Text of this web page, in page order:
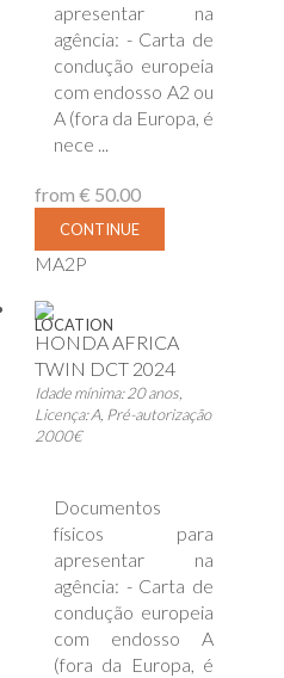
apresentar na
agência: - Carta de
condução europeia
com endosso A2 ou
A (fora da Europa, é
nece ...
from € 50.00
CONTINUE
MA2P
LOCATION
HONDA AFRICA
TWIN DCT 2024
Idade mínima: 20 anos,
Licença: A, Pré-autorização
2000€
Documentos
físicos para
apresentar na
agência: - Carta de
condução europeia
com endosso A
(fora da Europa, é